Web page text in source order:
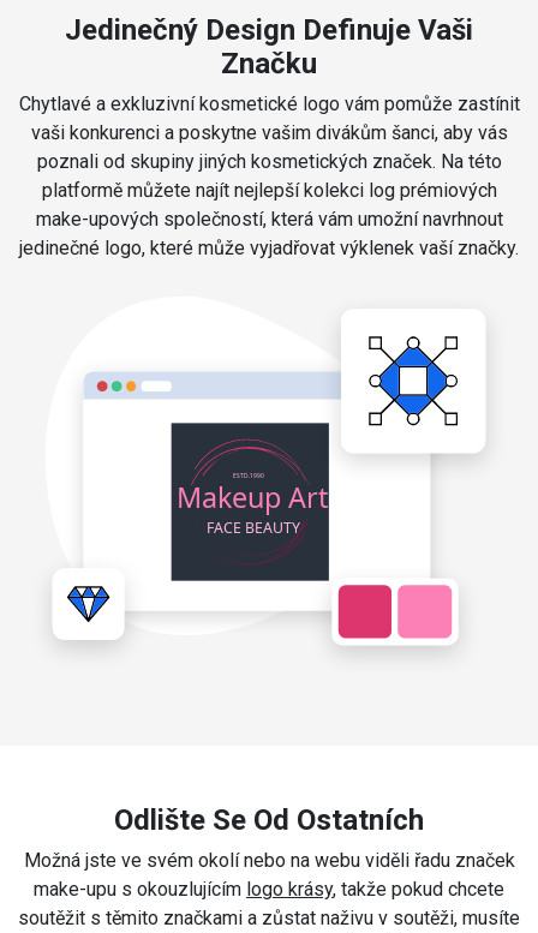
Jedinečný Design Definuje Vaši
Značku
Chytlavé a exkluzivní kosmetické logo vám pomůže zastínit
vaši konkurenci a poskytne vašim divákům šanci, aby vás
poznali od skupiny jiných kosmetických značek. Na této
platformě můžete najít nejlepší kolekci log prémiových
make-upových společností, která vám umožní navrhnout
jedinečné logo, které může vyjadřovat výklenek vaší značky.
Odlište Se Od Ostatních
Možná jste ve svém okolí nebo na webu viděli řadu značek
make-upu s okouzlujícím logo krásy, takže pokud chcete
soutěžit s těmito značkami a zůstat naživu v soutěži, musíte